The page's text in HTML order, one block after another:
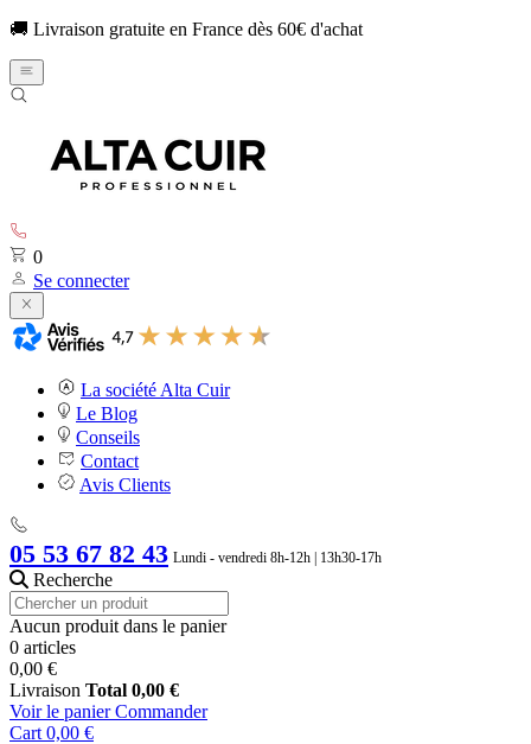
🚚 Livraison gratuite en France dès 60€ d'achat
0
Se connecter
La société Alta Cuir
Le Blog
Conseils
Contact
Avis Clients
05 53 67 82 43 Lundi - vendredi 8h-12h | 13h30-17h
Recherche
Aucun produit dans le panier
0 articles
0,00 €
Livraison Total 0,00 €
Voir le panier Commander
Cart 0,00 €